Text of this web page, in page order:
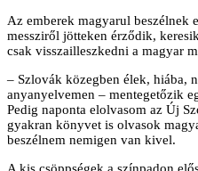
Az emberek magyarul beszélnek
messziről jötteken érződik,
csak visszailleszkedni a magyar
– Szlovák közegben élek, hiába,
anyanyelvemen – mentegetőzik
Pedig naponta elolvasom az Új
gyakran könyvet is olvasok
beszélnem nemigen van kivel.
A kis csöppségek a színpadon